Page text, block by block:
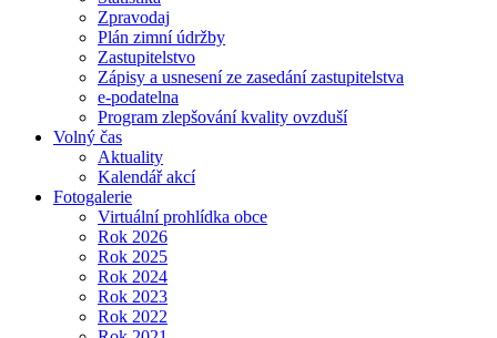
Zpravodaj
Plán zimní údržby
Zastupitelstvo
Zápisy a usnesení ze zasedání zastupitelstva
e-podatelna
Program zlepšování kvality ovzduší
Volný čas
Aktuality
Kalendář akcí
Fotogalerie
Virtuální prohlídka obce
Rok 2026
Rok 2025
Rok 2024
Rok 2023
Rok 2022